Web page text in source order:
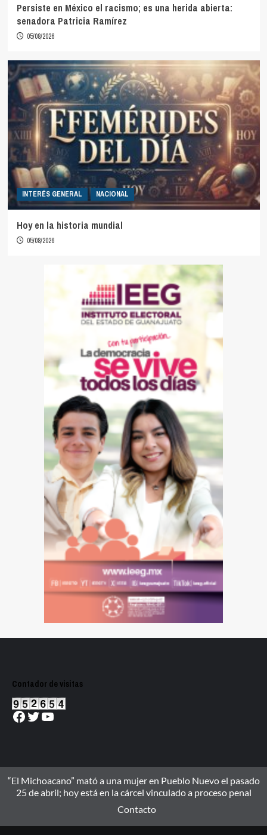
Persiste en México el racismo; es una herida abierta:
senadora Patricia Ramírez
05/08/2026
INTERÉS GENERAL NACIONAL
Hoy en la historia mundial
05/08/2026
Contador de visitas
Facebook
Twitter
YouTube
“El Michoacano” mató a una mujer en Pueblo Nuevo el pasado
25 de abril; hoy está en la cárcel vinculado a proceso penal
Contacto